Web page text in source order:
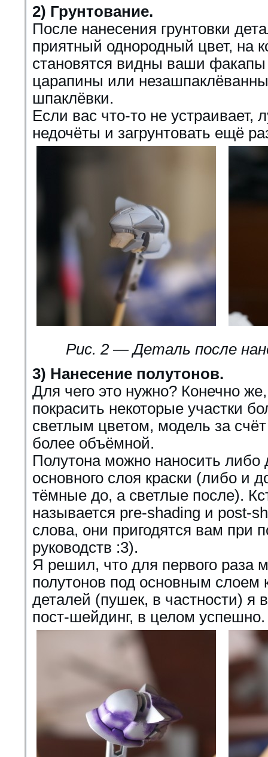
2) Грунтование.
После нанесения грунтовки
приятный однородный цвет, на
становятся видны ваши
царапины или
шпаклёвки.
Если вас что-то не устраивает,
недочёты и загрунтовать ещё
Рис. 2 — Деталь после
3) Нанесение полутонов.
Для чего это нужно? Конечно
покрасить некоторые участки
светлым цветом, модель за счёт
более объёмной.
Полутона можно наносить либо
основного слоя краски (либо и
тёмные до, а светлые после).
называется pre-shading и post-
слова, они пригодятся вам при
руководств :3).
Я решил, что для первого раза
полутонов под основным слоем
деталей (пушек, в частности) я
пост-шейдинг, в целом успешно.